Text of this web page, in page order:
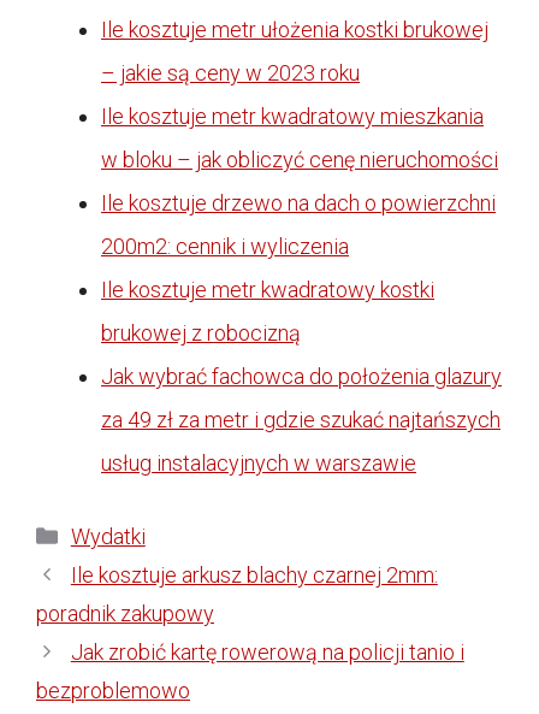
Ile kosztuje metr ułożenia kostki brukowej
– jakie są ceny w 2023 roku
Ile kosztuje metr kwadratowy mieszkania
w bloku – jak obliczyć cenę nieruchomości
Ile kosztuje drzewo na dach o powierzchni
200m2: cennik i wyliczenia
Ile kosztuje metr kwadratowy kostki
brukowej z robocizną
Jak wybrać fachowca do położenia glazury
za 49 zł za metr i gdzie szukać najtańszych
usług instalacyjnych w warszawie
Kategorie
Wydatki
Ile kosztuje arkusz blachy czarnej 2mm:
poradnik zakupowy
Jak zrobić kartę rowerową na policji tanio i
bezproblemowo